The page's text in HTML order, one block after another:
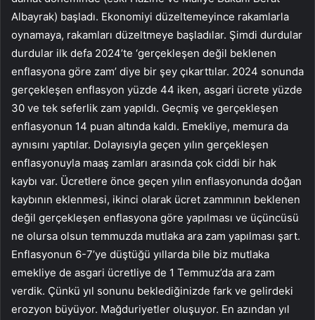
Albayrak) başladı. Ekonomiyi düzeltemeyince rakamlarla
oynamaya, rakamları düzeltmeye başladılar. Şimdi durdular
durdular ilk defa 2024’te ‘gerçekleşen değil beklenen
enflasyona göre zam’ diye bir şey çıkarttılar. 2024 sonunda
gerçekleşen enflasyon yüzde 44 iken, asgari ücrete yüzde
30 ve tek seferlik zam yapıldı. Geçmiş ve gerçekleşen
enflasyonun 14 puan altında kaldı. Emekliye, memura da
aynısını yaptılar. Dolayısıyla geçen yılın gerçekleşen
enflasyonuyla maaş zamları arasında çok ciddi bir hak
kaybı var. Ücretlere önce geçen yılın enflasyonunda doğan
kaybının eklenmesi, ikinci olarak ücret zammının beklenen
değil gerçekleşen enflasyona göre yapılması ve üçüncüsü
ne olursa olsun temmuzda mutlaka ara zam yapılması şart.
Enflasyonun 6-7’ye düştüğü yıllarda bile biz mutlaka
emekliye de asgari ücretliye de 1 Temmuz’da ara zam
verdik. Çünkü yıl sonunu beklediğinizde fark ve gelirdeki
erozyon büyüyor. Mağduriyetler oluşuyor. En azından yıl